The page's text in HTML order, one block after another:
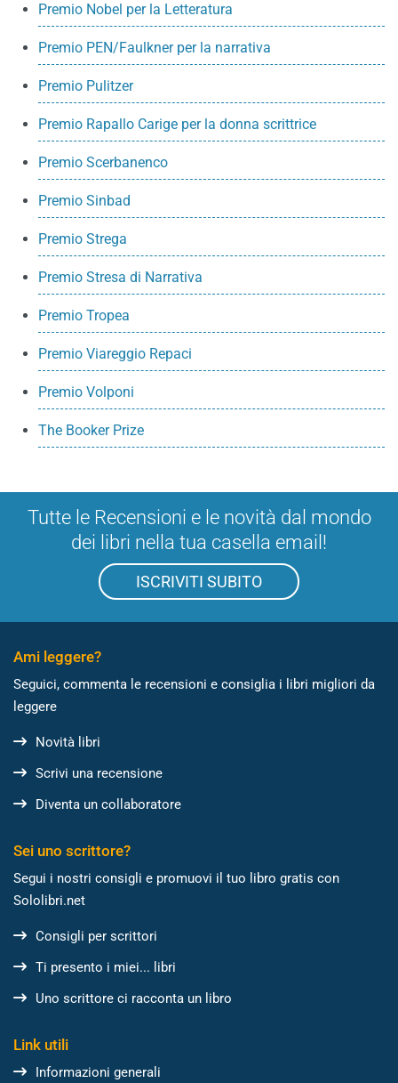
Premio Nobel per la Letteratura
Premio PEN/Faulkner per la narrativa
Premio Pulitzer
Premio Rapallo Carige per la donna scrittrice
Premio Scerbanenco
Premio Sinbad
Premio Strega
Premio Stresa di Narrativa
Premio Tropea
Premio Viareggio Repaci
Premio Volponi
The Booker Prize
Tutte le Recensioni e le novità dal mondo
dei libri nella tua casella email!
ISCRIVITI SUBITO
Ami leggere?
Seguici, commenta le recensioni e consiglia i libri migliori da
leggere
Novità libri
Scrivi una recensione
Diventa un collaboratore
Sei uno scrittore?
Segui i nostri consigli e promuovi il tuo libro gratis con
Sololibri.net
Consigli per scrittori
Ti presento i miei... libri
Uno scrittore ci racconta un libro
Link utili
Informazioni generali